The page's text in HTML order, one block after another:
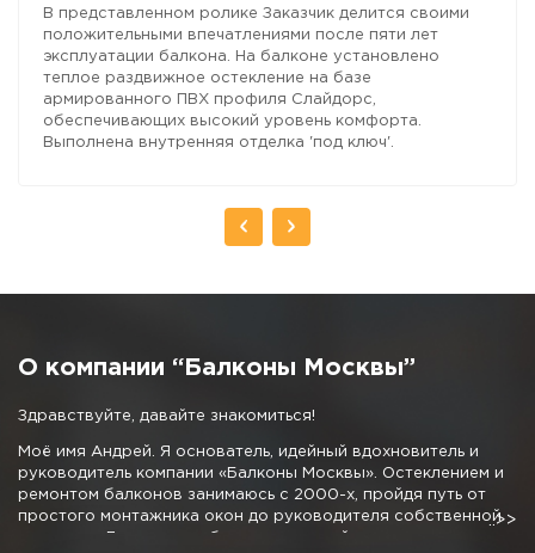
В представленном ролике Заказчик делится своими
положительными впечатлениями после пяти лет
эксплуатации балкона. На балконе установлено
теплое раздвижное остекление на базе
армированного ПВХ профиля Слайдорс,
обеспечивающих высокий уровень комфорта.
Выполнена внутренняя отделка 'под ключ'.
О компании “Балконы Москвы”
Здравствуйте, давайте знакомиться!
Моё имя Андрей. Я основатель, идейный вдохновитель и
руководитель компании «Балконы Москвы». Остеклением и
ремонтом балконов занимаюсь с 2000-х, пройдя путь от
простого монтажника окон до руководителя собственной